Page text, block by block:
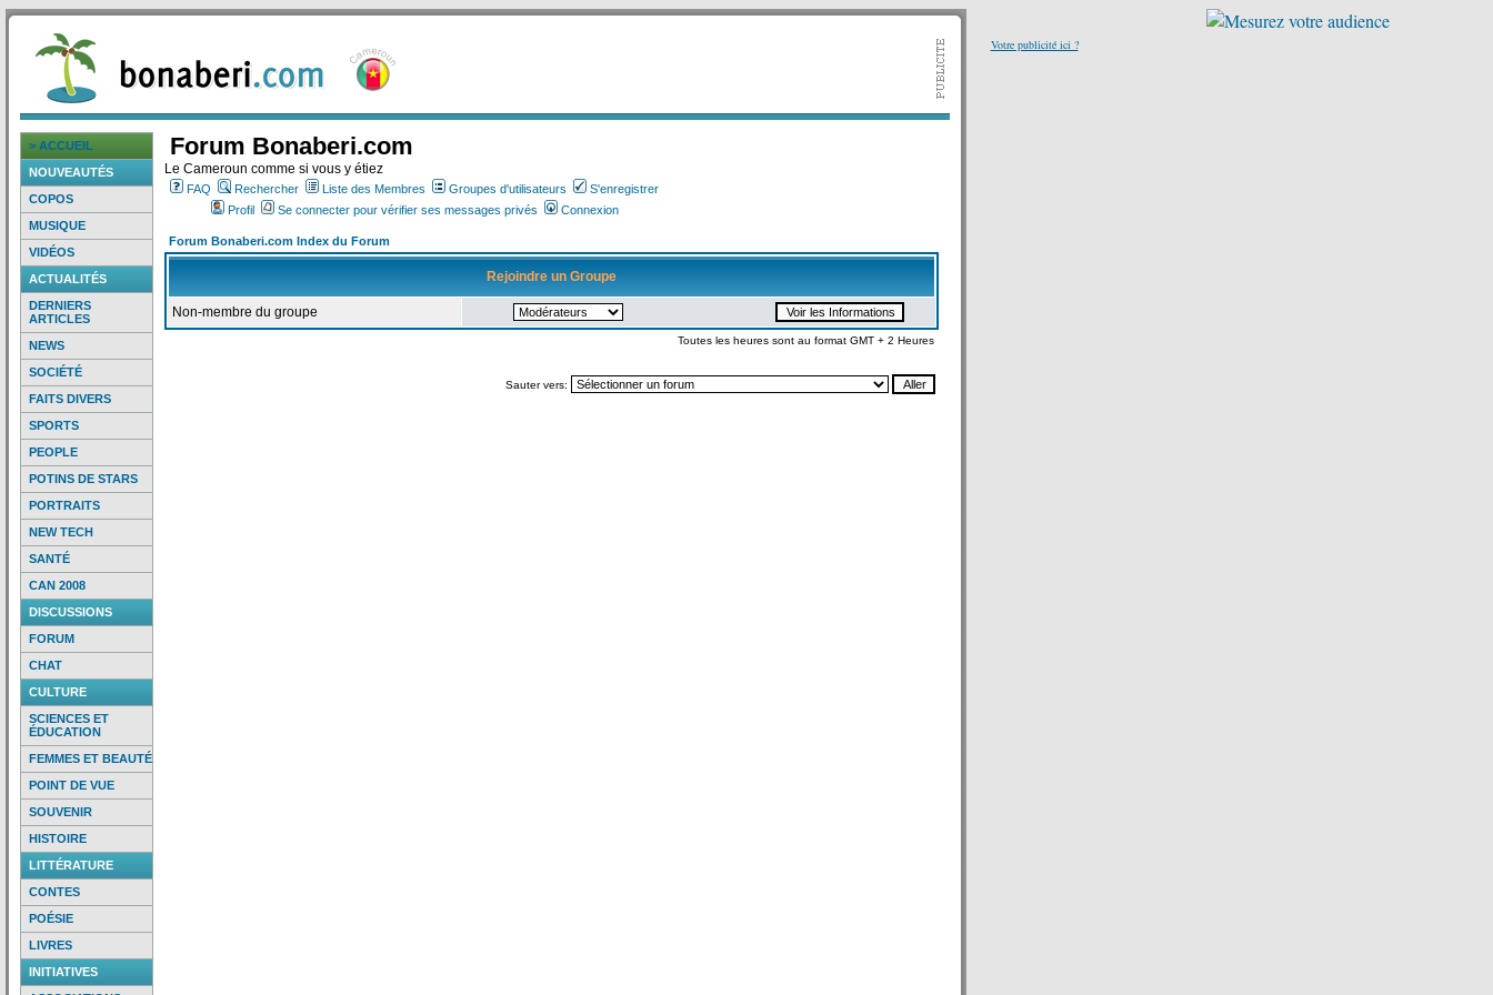
> ACCUEIL
NOUVEAUTÉS
COPOS
MUSIQUE
VIDÉOS
ACTUALITÉS
DERNIERS
ARTICLES
NEWS
SOCIÉTÉ
FAITS DIVERS
SPORTS
PEOPLE
POTINS DE STARS
PORTRAITS
NEW TECH
SANTÉ
CAN 2008
DISCUSSIONS
FORUM
CHAT
CULTURE
SCIENCES ET
ÉDUCATION
FEMMES ET BEAUTÉ
POINT DE VUE
SOUVENIR
HISTOIRE
LITTÉRATURE
CONTES
POÉSIE
LIVRES
INITIATIVES
Forum Bonaberi.com
Le Cameroun comme si vous y étiez
FAQ Rechercher Liste des Membres Groupes d'utilisateurs
S'enregistrer
Profil
Se connecter pour vérifier ses messages privés Connexion
Forum Bonaberi.com Index du Forum
Rejoindre un Groupe
Non-membre du groupe
Toutes les heures sont au format GMT + 2 Heures
Sauter vers:
Votre publicité ici ?